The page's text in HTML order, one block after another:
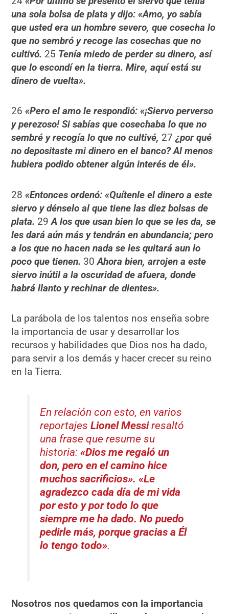
una sola bolsa de plata y dijo: «Amo, yo sabía
que usted era un hombre severo, que cosecha lo
que no sembró y recoge las cosechas que no
cultivó. 25 Tenía miedo de perder su dinero, así
que lo escondí en la tierra. Mire, aquí está su
dinero de vuelta».
26«Pero el amo le respondió: «¡Siervo perverso
y perezoso! Si sabías que cosechaba lo que no
sembré y recogía lo que no cultivé, 27¿por qué
no depositaste mi dinero en el banco? Al menos
hubiera podido obtener algún interés de él».
28«Entonces ordenó: «Quítenle el dinero a este
siervo y dénselo al que tiene las diez bolsas de
plata. 29A los que usan bien lo que se les da, se
les dará aún más y tendrán en abundancia; pero
a los que no hacen nada se les quitará aun lo
poco que tienen. 30Ahora bien, arrojen a este
siervo inútil a la oscuridad de afuera, donde
habrá llanto y rechinar de dientes».
La parábola de los talentos nos enseña sobre
la importancia de usar y desarrollar los
recursos y habilidades que Dios nos ha dado,
para servir a los demás y hacer crecer su reino
en la Tierra.
En relación con esto, en varios
reportajesLionel Messiresaltó
una frase que resume su
historia:«Dios me regaló un
don, pero en el camino hice
muchos sacrificios». «Le
agradezco cada día de mi vida
por esto y por todo lo que
siempre me ha dado. No puedo
pedirle más, porque gracias a Él
lo tengo todo».
Nosotros nos quedamos con la importancia